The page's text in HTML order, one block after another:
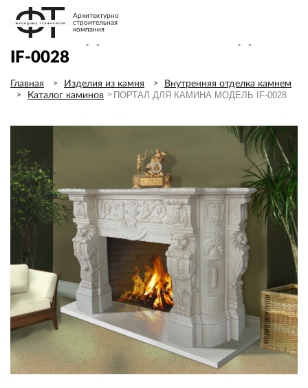
Архитектурно
строительная
компания
ПОРТАЛ ДЛЯ КАМИНА МОДЕЛЬ
IF-0028
Главная Изделия из камня
Внутренняя отделка камнем
Каталог каминов
ПОРТАЛ ДЛЯ КАМИНА МОДЕЛЬ IF-0028